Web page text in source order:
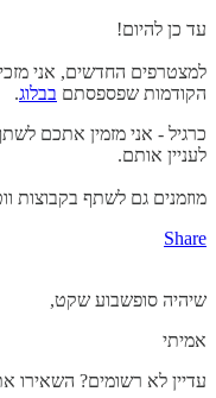
עד כן להיום!
למצטרפים החדשים, אני
הקודמות שפספסתם בבלוג.
כרגיל - אני מזמין אתכם
לעניין אותם.
מוזמנים גם לשתף בקבוצות
Share
שיהיה סופשבוע שקט,
אמיתי
עדיין לא רשומים? השאירו